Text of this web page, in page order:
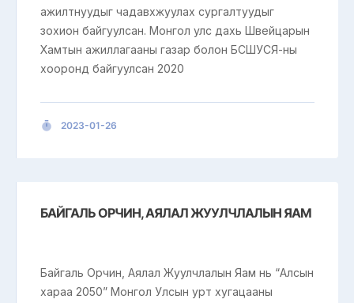
ажилтнуудыг чадавхжуулах сургалтуудыг
зохион байгуулсан. Монгол улс дахь Швейцарын
Хамтын ажиллагааны газар болон БСШУСЯ-ны
хооронд байгуулсан 2020
2023-01-26
БАЙГАЛЬ ОРЧИН, АЯЛАЛ ЖУУЛЧЛАЛЫН ЯАМ
Байгаль Орчин, Аялал Жуулчлалын Яам нь “Алсын
хараа 2050” Монгол Улсын урт хугацааны